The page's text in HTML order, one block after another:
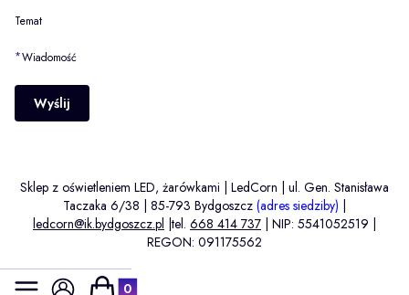
Temat
*Wiadomość
Wyślij
Sklep z oświetleniem LED, żarówkami | LedCorn | ul. Gen. Stanisława
Taczaka 6/38 | 85-793 Bydgoszcz (adres siedziby)
ledcorn@ik.bydgoszcz.pl |tel. 668 414 737 | NIP: 5541052519 |
REGON: 091175562
Produkty w koszyku: 0. Zobacz szczegóły